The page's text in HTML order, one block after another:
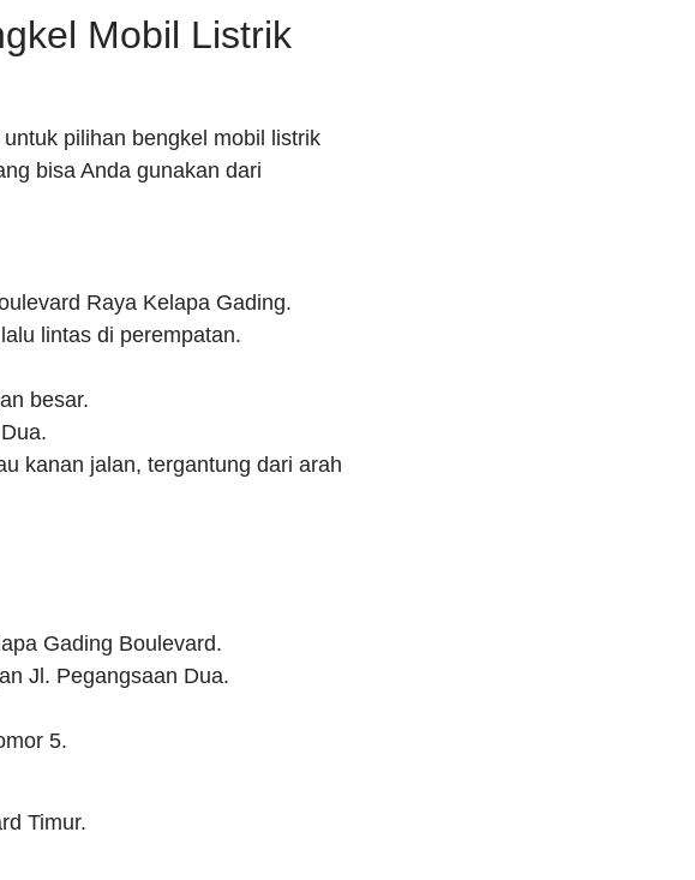
Mobil Listrik
pilihan bengkel mobil listrik
bisa Anda gunakan dari
Raya Kelapa Gading.
lintas di perempatan.
besar.
kanan jalan, tergantung dari arah
Gading Boulevard.
Jl. Pegangsaan Dua.
5.
Timur.